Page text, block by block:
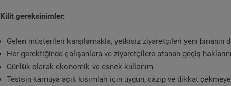
Kilit gereksinimler:
Gelen müşterileri karşılamakla, yetkisiz ziyaretçileri yeni
Her gerektiğinde çalışanlara ve ziyaretçilere atanan geçiş
Günlük olarak ekonomik ve esnek kullanım
Tesisin kamuya açık kısımları için uygun, cazip ve dikkat